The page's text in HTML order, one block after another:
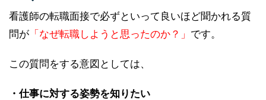
看護師の転職面接で必ずといって良いほど聞かれる質
問が 「なぜ転職しようと思ったのか？」 です。
この質問をする意図としては、
・仕事に対する姿勢を知りたい